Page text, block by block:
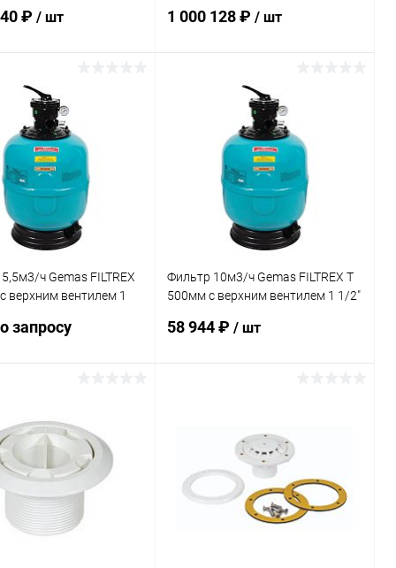
₽ / шт
В корзину
Под заказ
мм 30м3/ч/м2+Люк400
1 000 128 ₽/ шт
В корзину
В избранное
К сравнению
ч Gemas FILTREX
верхним вентилем 1
запросу
Под заказ
Фильтр 10м3/ч Gemas FILTREX T
500мм с верхним вентилем 1 1/2"
58 944 ₽/ шт
В избранное
К сравнению В наличии